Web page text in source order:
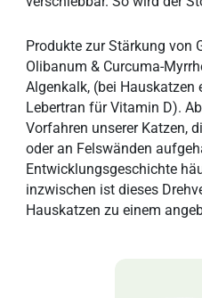
Produkte zur Stärkung von
Olibanum & Curcuma-
Algenkalk, (bei Hauskatzen
Lebertran für Vitamin D).
Vorfahren unserer Katzen,
oder an Felswänden
Entwicklungsgeschichte
inzwischen ist dieses
Hauskatzen zu einem